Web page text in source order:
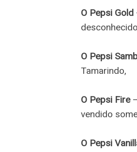
O Pepsi Gold
O Pepsi
Tamarindo,
O Pepsi Fire
vendido
O Pepsi